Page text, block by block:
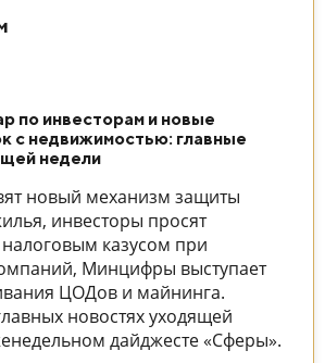
по инвесторам и новые
с недвижимостью: главные
недели
новый механизм защиты
инвесторы просят
налоговым казусом при
Минцифры выступает
ЦОДов и майнинга.
новостях уходящей
дайджесте «Сферы».